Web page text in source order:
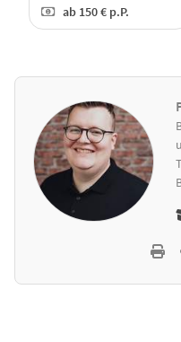
ab150 € p.P.